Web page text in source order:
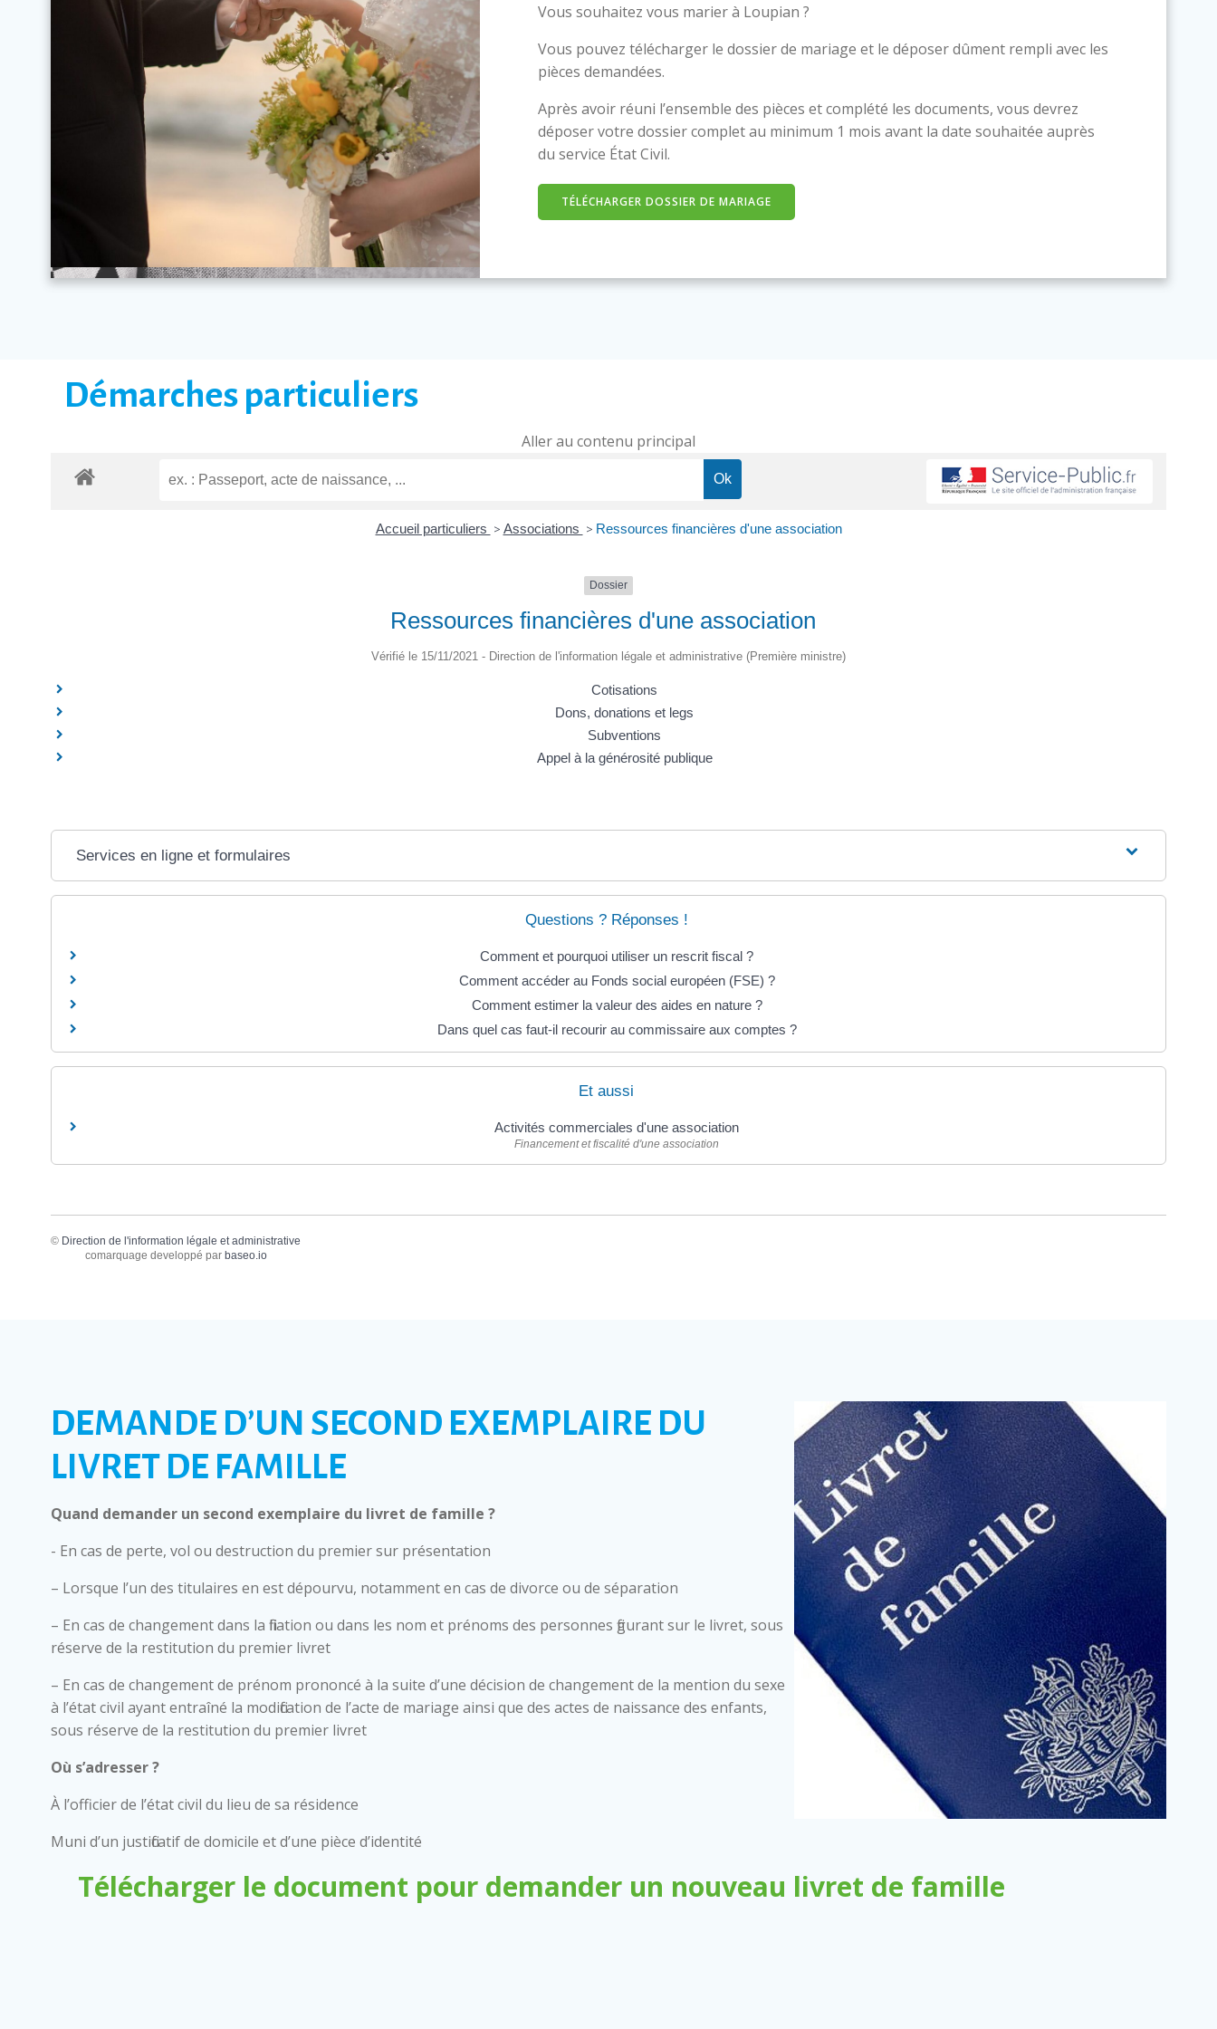
Vous souhaitez vous marier à Loupian ?
Vous pouvez télécharger le dossier de mariage et le déposer dûment rempli avec les
pièces demandées.
Après avoir réuni l’ensemble des pièces et complété les documents, vous devrez
déposer votre dossier complet au minimum 1 mois avant la date souhaitée auprès
du service État Civil.
TÉLÉCHARGER DOSSIER DE MARIAGE
Démarches particuliers
Aller au contenu principal
Accueil particuliers > Associations > Ressources financières d'une association
Dossier
Ressources financières d'une association
Vérifié le 15/11/2021 - Direction de l'information légale et administrative (Première ministre)
Cotisations
Dons, donations et legs
Subventions
Appel à la générosité publique
Services en ligne et formulaires
Questions ? Réponses !
Comment et pourquoi utiliser un rescrit fiscal ?
Comment accéder au Fonds social européen (FSE) ?
Comment estimer la valeur des aides en nature ?
Dans quel cas faut-il recourir au commissaire aux comptes ?
Et aussi
Activités commerciales d'une association
Financement et fiscalité d'une association
© Direction de l'information légale et administrative
comarquage developpé par baseo.io
DEMANDE D’UN SECOND EXEMPLAIRE DU
LIVRET DE FAMILLE
Quand demander un second exemplaire du livret de famille ?
- En cas de perte, vol ou destruction du premier sur présentation
– Lorsque l’un des titulaires en est dépourvu, notamment en cas de divorce ou de séparation
– En cas de changement dans la filiation ou dans les nom et prénoms des personnes figurant sur le livret, sous
réserve de la restitution du premier livret
– En cas de changement de prénom prononcé à la suite d’une décision de changement de la mention du sexe
à l’état civil ayant entraîné la modification de l’acte de mariage ainsi que des actes de naissance des enfants,
sous réserve de la restitution du premier livret
Où s’adresser ?
À l’officier de l’état civil du lieu de sa résidence
Muni d’un justificatif de domicile et d’une pièce d’identité
Télécharger le document pour demander un nouveau livret de famille